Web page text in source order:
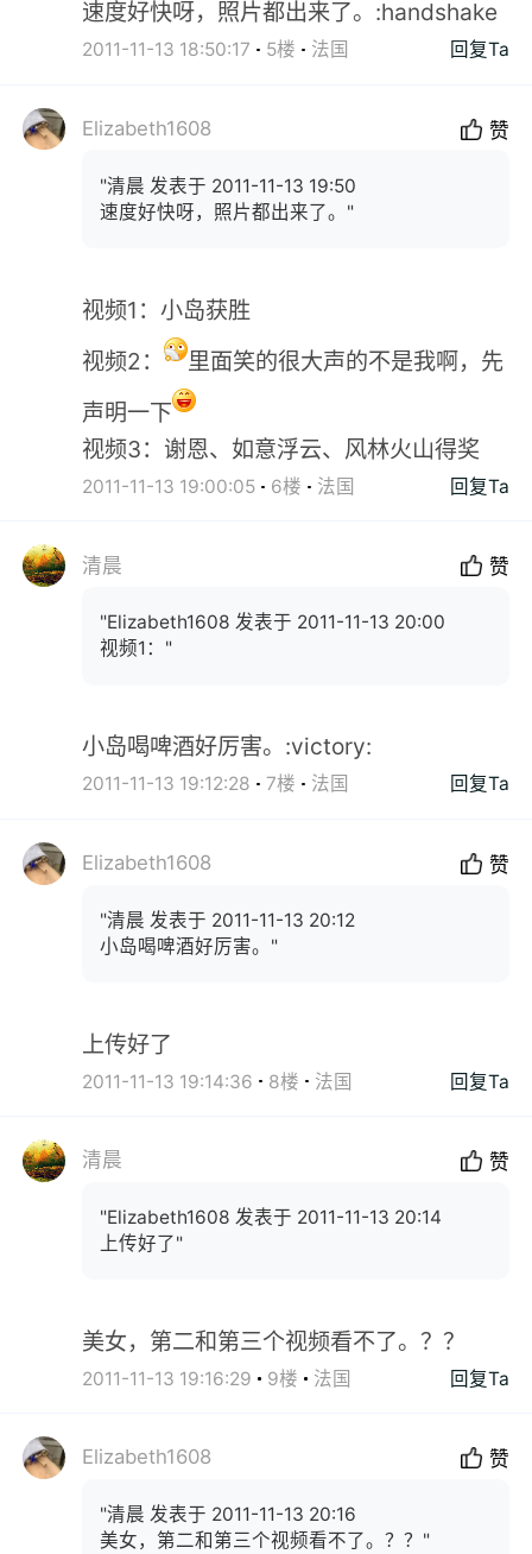
速度好快呀，照片都出来了。:handshake
2011-11-13 18:50:17 5楼 法国 回复Ta
Elizabeth1608 赞
"清晨 发表于 2011-11-13 19:50
速度好快呀，照片都出来了。"
视频1：小岛获胜
视频2：
里面笑的很大声的不是我啊，先
声明一下
视频3：谢恩、如意浮云、风林火山得奖
2011-11-13 19:00:05 6楼 法国 回复Ta
清晨 赞
"Elizabeth1608 发表于 2011-11-13 20:00
视频1："
小岛喝啤酒好厉害。:victory:
2011-11-13 19:12:28 7楼 法国 回复Ta
Elizabeth1608 赞
"清晨 发表于 2011-11-13 20:12
小岛喝啤酒好厉害。"
上传好了
2011-11-13 19:14:36 8楼 法国 回复Ta
清晨 赞
"Elizabeth1608 发表于 2011-11-13 20:14
上传好了"
美女，第二和第三个视频看不了。？？
2011-11-13 19:16:29 9楼 法国 回复Ta
Elizabeth1608 赞
"清晨 发表于 2011-11-13 20:16
美女，第二和第三个视频看不了。？？"